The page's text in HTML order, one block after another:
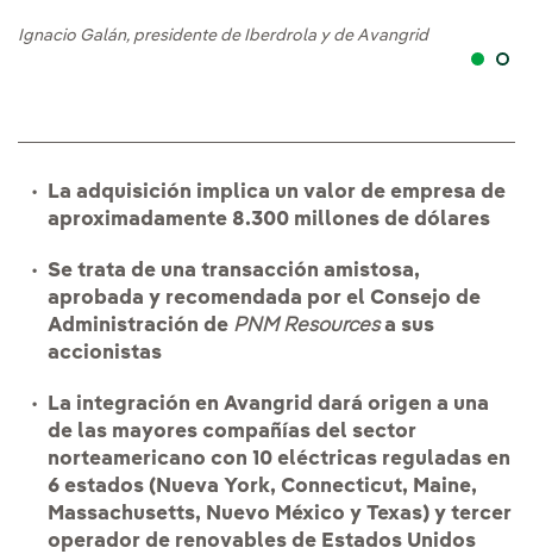
Ignacio Galán, presidente de Iberdrola y de Avangrid
La adquisición implica un valor de empresa de
aproximadamente 8.300 millones de dólares
Se trata de una transacción amistosa,
aprobada y recomendada por el Consejo de
Administración de PNM Resourcesa sus
accionistas
La integración en Avangrid dará origen a una
de las mayores compañías del sector
norteamericano con 10 eléctricas reguladas en
6 estados (Nueva York, Connecticut, Maine,
Massachusetts, Nuevo México y Texas) y tercer
operador de renovables de Estados Unidos